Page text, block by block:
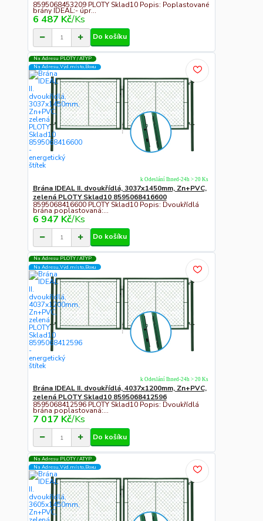
8595068453209 PLOTY Sklad10 Popis: Poplastované
brány IDEAL:- úpr...
6 487 Kč/Ks
Do košíku
Na Adresu PLOTY / ATYP
Na Adresu,Výd.místo,Boxu
Brána IDEAL II. dvoukřídlá, 3037x1450mm, Zn+PVC,
zelená PLOTY Sklad10 8595068416600
8595068416600 PLOTY Sklad10 Popis: Dvoukřídlá
brána poplastovaná:...
6 947 Kč/Ks
k Odeslání Ihned-24h > 20 Ks
Do košíku
Na Adresu PLOTY / ATYP
Na Adresu,Výd.místo,Boxu
Brána IDEAL II. dvoukřídlá, 4037x1200mm, Zn+PVC,
zelená PLOTY Sklad10 8595068412596
8595068412596 PLOTY Sklad10 Popis: Dvoukřídlá
brána poplastovaná:...
7 017 Kč/Ks
k Odeslání Ihned-24h > 20 Ks
Do košíku
Na Adresu PLOTY / ATYP
Na Adresu,Výd.místo,Boxu